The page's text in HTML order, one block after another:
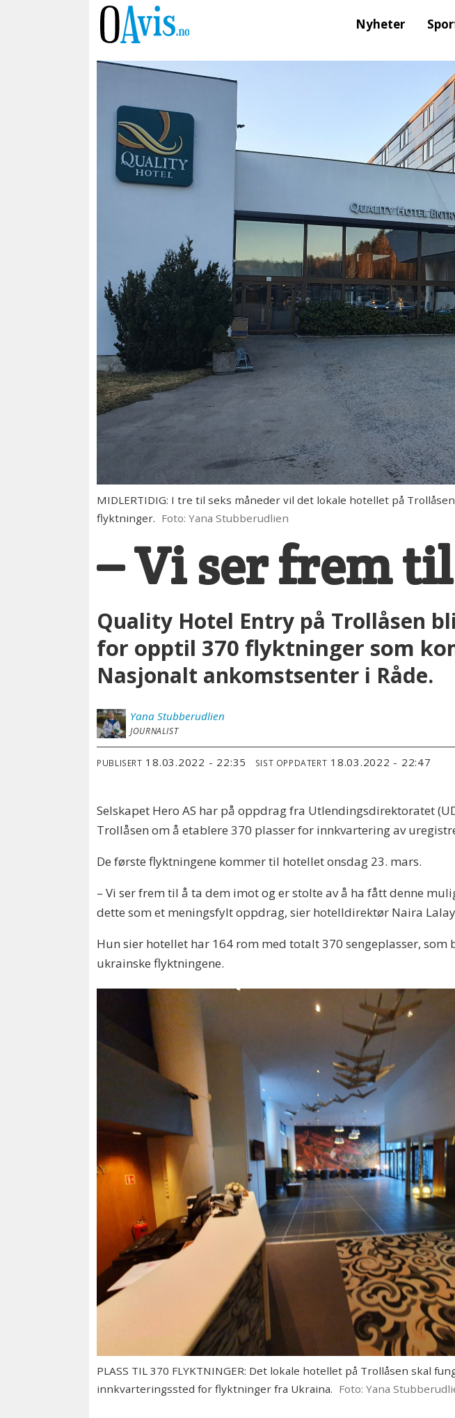
Nyheter
MIDLERTIDIG: I tre til seks måneder vil det lokale hotellet på
flyktninger. Foto: Yana Stubberudlien
– Vi ser frem
Quality Hotel Entry på Trollåsen
for opptil 370 flyktninger som
Nasjonalt ankomstsenter i Råde.
Yana Stubberudlien
JOURNALIST
PUBLISERT 18.03.2022 - 22:35 SIST OPPDATERT 18.03.2022 - 22:47
Selskapet Hero AS har på oppdrag fra Utlendingsdirektoratet
Trollåsen om å etablere 370 plasser for innkvartering av
De første flyktningene kommer til hotellet onsdag 23. mars.
– Vi ser frem til å ta dem imot og er stolte av å ha fått denne
dette som et meningsfylt oppdrag, sier hotelldirektør Naira
Hun sier hotellet har 164 rom med totalt 370 sengeplasser,
ukrainske flyktningene.
PLASS TIL 370 FLYKTNINGER: Det lokale hotellet på Trollåsen skal
innkvarteringssted for flyktninger fra Ukraina. Foto: Yana